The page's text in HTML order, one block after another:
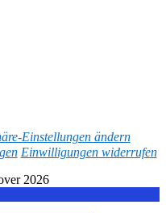
Einstellungen ändern
Einwilligungen widerrufen
2026